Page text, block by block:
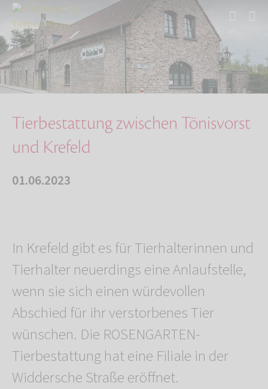
Start Über uns
Aktuelles
Tierbestattung zwischen Tönisvorst und Krefel…
Tierbestattung zwischen Tönisvorst
und Krefeld
01.06.2023
In Krefeld gibt es für Tierhalterinnen und
Tierhalter neuerdings eine Anlaufstelle,
wenn sie sich einen würdevollen
Abschied für ihr verstorbenes Tier
wünschen. Die ROSENGARTEN-
Tierbestattung hat eine Filiale in der
Widdersche Straße eröffnet.